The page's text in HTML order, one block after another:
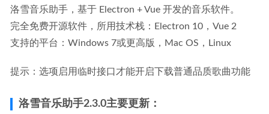
洛雪音乐助手，基于 Electron + Vue 开发的音乐软件。
完全免费开源软件，所用技术栈：Electron 10，Vue 2
支持的平台：Windows 7或更高版，Mac OS，Linux
提示：选项启用临时接口才能开启下载普通品质歌曲功能
洛雪音乐助手2.3.0主要更新：